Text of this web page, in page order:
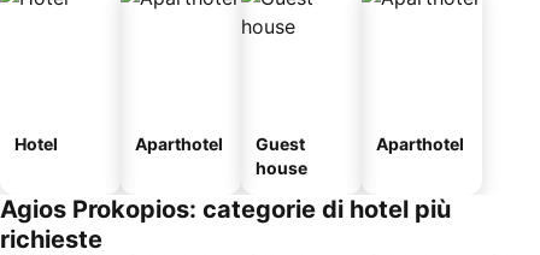
Hotel Aparthotel
Guest
house
Aparthotel
Agios Prokopios: categorie di hotel più
richieste